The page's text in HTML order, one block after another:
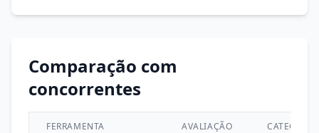
Comparação com
concorrentes
FERRAMENTA AVALIAÇÃO CATEGORIA